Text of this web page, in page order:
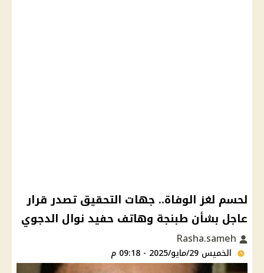
لحسم لغز الوفاة.. جهات التحقيق تصدر قرار
عاجل بشأن طبنجة وهاتف حفيد نوال الدجوي
الخميس 29/مايو/2025 - 09:18 م